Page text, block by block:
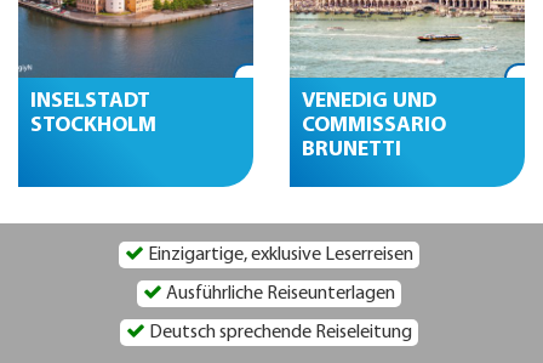
INSELSTADT
STOCKHOLM
VENEDIG UND
COMMISSARIO
BRUNETTI
Einzigartige, exklusive Leserreisen
Ausführliche Reiseunterlagen
Deutsch sprechende Reiseleitung